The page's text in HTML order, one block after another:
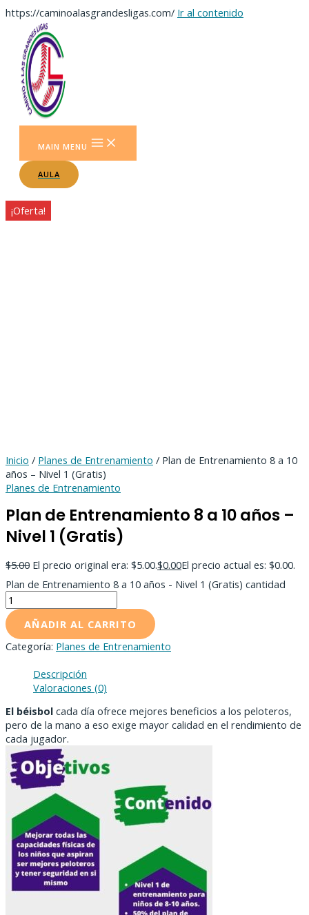
https://caminoalasgrandesligas.com/ Ir al contenido
MAIN MENU
AULA
¡Oferta!
Inicio / Planes de Entrenamiento / Plan de Entrenamiento 8 a 10
años – Nivel 1 (Gratis)
Planes de Entrenamiento
Plan de Entrenamiento 8 a 10 años –
Nivel 1 (Gratis)
$5.00 El precio original era: $5.00.$0.00El precio actual es: $0.00.
Plan de Entrenamiento 8 a 10 años - Nivel 1 (Gratis) cantidad
AÑADIR AL CARRITO
Categoría: Planes de Entrenamiento
Descripción
Valoraciones (0)
El béisbol cada día ofrece mejores beneficios a los peloteros,
pero de la mano a eso exige mayor calidad en el rendimiento de
cada jugador.